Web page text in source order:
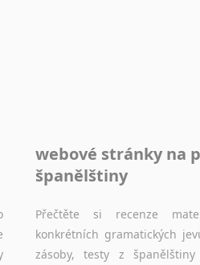
webové stránky na
španělštiny
Přečtěte si recenze
konkrétních gramatických
zásoby, testy z